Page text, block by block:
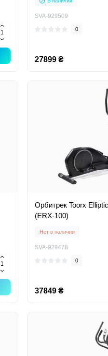
SVA-929509
0
27899 ₴
Орбитрек Toorx
(ERX-100)
Нет в наличии
SVA-929478
0
37849 ₴